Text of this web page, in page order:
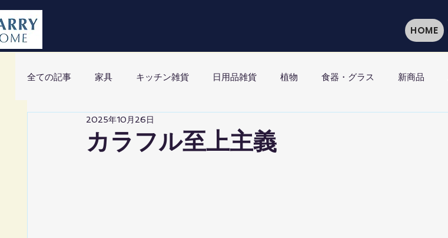
HOME
全ての記事 家具 キッチン雑貨 日用品雑貨 植物 食器・グラス 新商品
カラフル至上主義
2025年10月26日